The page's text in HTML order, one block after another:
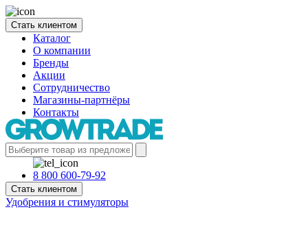
Стать клиентом
Каталог
О компании
Бренды
Акции
Сотрудничество
Магазины-партнёры
Контакты
8 800 600-79-92
Стать клиентом
Удобрения и стимуляторы